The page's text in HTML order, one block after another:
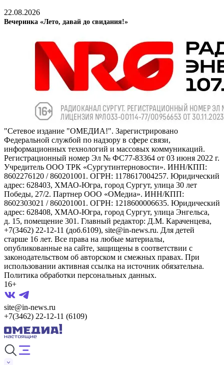
22.08.2026
Вечеринка «Лето, давай до свидания!»
"Сетевое издание "ОМЕДИА!". Зарегистрировано
Федеральной службой по надзору в сфере связи,
информационных технологий и массовых коммуникаций.
Регистрационный номер Эл № ФС77-83364 от 03 июня 2022 г.
Учредитель ООО ТРК «Сургутинтерновости». ИНН/КПП:
8602276120 / 860201001. ОГРН: 1178617004257. Юридический
адрес: 628403, ХМАО-Югра, город Сургут, улица 30 лет
Победы, 27/2. Партнер ООО «ОМедиа». ИНН/КПП:
8602303021 / 860201001. ОГРН: 1218600006635. Юридический
адрес: 628408, ХМАО-Югра, город Сургут, улица Энгельса,
д. 15, помещение 301. Главный редактор: Д.М. Караченцева,
+7(3462) 22-12-11 (доб.6109), site@in-news.ru. Для детей
старше 16 лет. Все права на любые материалы,
опубликованные на сайте, защищены в соответствии с
законодательством об авторском и смежных правах. При
использовании активная ссылка на источник обязательна.
Политика обработки персональных данных.
16+
site@in-news.ru
+7(3462) 22-12-11 (6109)